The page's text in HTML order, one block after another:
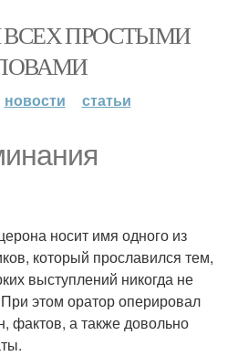
ПРОСТЫМИ
новости статьи
носит имя одного из
который прославился тем,
выступлений никогда не
этом оратор оперировал
фактов, а также довольно